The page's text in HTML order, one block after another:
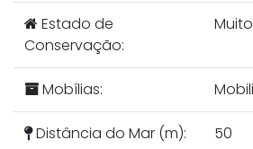
Estado de
Conservação:
Mobílias:
Distância do Mar (m): 50